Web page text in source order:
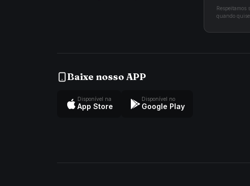
Respeitamos
quando
Baixe nosso APP
Disponível na
App Store
Disponível no
Google Play